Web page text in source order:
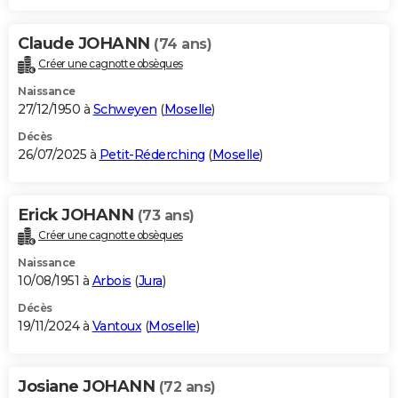
Claude JOHANN (74 ans)
Créer une cagnotte obsèques
Naissance
27/12/1950 à Schweyen (Moselle)
Décès
26/07/2025 à Petit-Réderching (Moselle)
Erick JOHANN (73 ans)
Créer une cagnotte obsèques
Naissance
10/08/1951 à Arbois (Jura)
Décès
19/11/2024 à Vantoux(Moselle)
Josiane JOHANN (72 ans)